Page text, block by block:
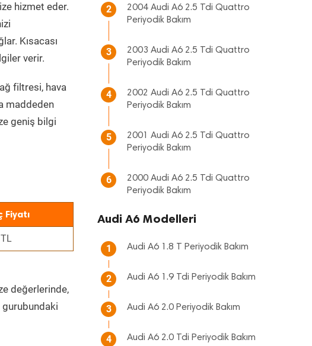
hizmet eder.
Kısacası
verir.
filtresi, hava
maddeden
geniş bilgi
Fiyatı
değerlerinde,
gurubundaki
2
2004 Audi A6 2.5 Tdi Quattro
Periyodik Bakım
3
2003 Audi A6 2.5 Tdi Quattro
Periyodik Bakım
4
2002 Audi A6 2.5 Tdi Quattro
Periyodik Bakım
5
2001 Audi A6 2.5 Tdi Quattro
Periyodik Bakım
6
2000 Audi A6 2.5 Tdi Quattro
Periyodik Bakım
Audi A6 Modelleri
1 Audi A6 1.8 T Periyodik Bakım
2 Audi A6 1.9 Tdi Periyodik Bakım
3 Audi A6 2.0 Periyodik Bakım
4 Audi A6 2.0 Tdi Periyodik Bakım